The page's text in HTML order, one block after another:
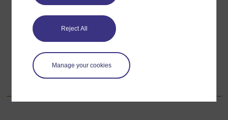
Reject All
Manage your cookies
Précédent
Précédent
Ressource 3: L'histoire du fermier égoïste
Suivant
Suivant
Ressource 5: Mary Ojerinde